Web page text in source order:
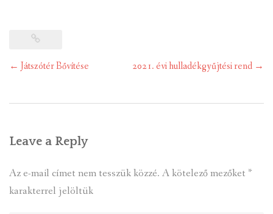
Post
← Játszótér Bővítése 2021. évi hulladékgyűjtési rend →
Leave a Reply
Az e-mail címet nem tesszük közzé. A kötelező mezőket *
karakterrel jelöltük